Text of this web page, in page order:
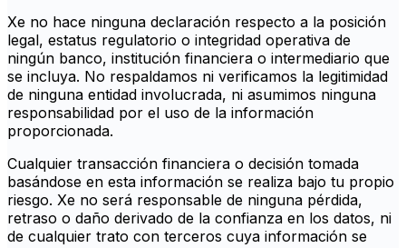
Xe no hace ninguna declaración respecto a la posición
legal, estatus regulatorio o integridad operativa de
ningún banco, institución financiera o intermediario que
se incluya. No respaldamos ni verificamos la legitimidad
de ninguna entidad involucrada, ni asumimos ninguna
responsabilidad por el uso de la información
proporcionada.
Cualquier transacción financiera o decisión tomada
basándose en esta información se realiza bajo tu propio
riesgo. Xe no será responsable de ninguna pérdida,
retraso o daño derivado de la confianza en los datos, ni
de cualquier trato con terceros cuya información se